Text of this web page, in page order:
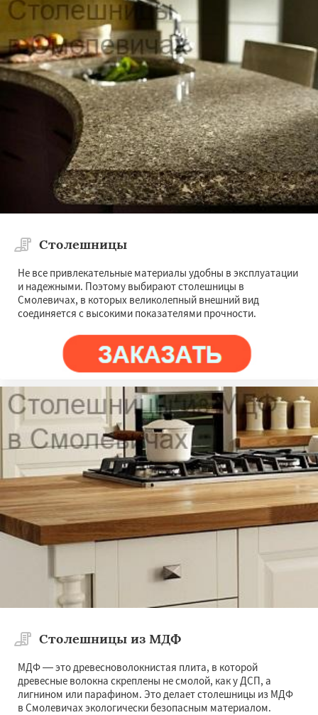
Фаниполь Несвиж Заславль Логойск
Березино Клецк Любань Старые дороги
Воложин Узда Червень Копыль
Крупки Мядель Жодино
Столешницы
Не все привлекательные материалы удобны в эксплуатации
и надежными. Поэтому выбирают столешницы в
Смолевичах, в которых великолепный внешний вид
соединяется с высокими показателями прочности.
Столешницы из МДФ
МДФ — это древесноволокнистая плита, в которой
древесные волокна скреплены не смолой, как у ДСП, а
лигнином или парафином. Это делает столешницы из МДФ
в Смолевичах экологически безопасным материалом.
Даю согласие на обработку персональных данных